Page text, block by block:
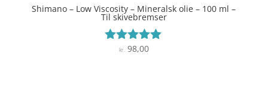
Shimano – Low Viscosity – Mineralsk olie – 100 ml –
Til skivebremser
Vurderet
kr.98,00